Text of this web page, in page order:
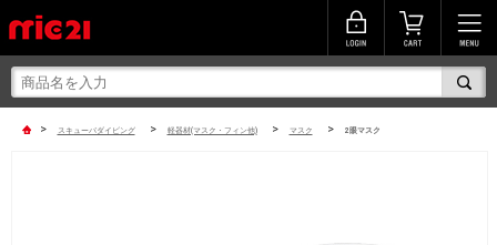
> スキューバダイビング > 軽器材(マスク・フィン他) > マスク > 2眼マスク